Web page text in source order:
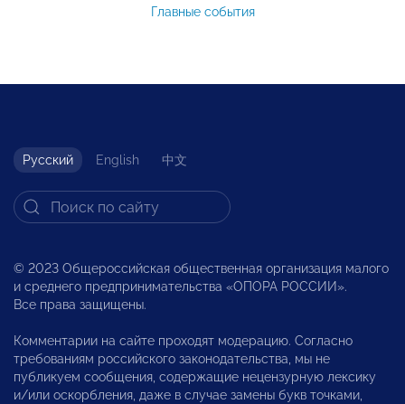
Главные события
Русский English 中文
© 2023 Общероссийская общественная организация малого
и среднего предпринимательства «ОПОРА РОССИИ».
Все права защищены.
Комментарии на сайте проходят модерацию. Согласно
требованиям российского законодательства, мы не
публикуем сообщения, содержащие нецензурную лексику
и/или оскорбления, даже в случае замены букв точками,